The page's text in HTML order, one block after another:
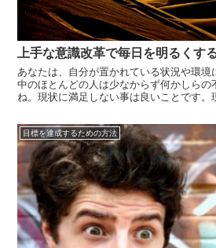
上手な意識改革で毎日を明るくす
あなたは、自分が置かれている状況や環境
中のほとんどの人は少なからず何かしらの
ね。現状に満足しない事は良いことです。
「しょうがない」とあきらめてしまった
い。」と外要因...
目標を達成するための方法